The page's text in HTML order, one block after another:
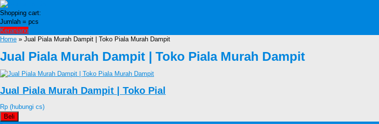
Shopping cart:
Jumlah = pcs
Keranjang
Home » Jual Piala Murah Dampit | Toko Piala Murah Dampit
Jual Piala Murah Dampit | Toko Piala Murah Dampit
Jual Piala Murah Dampit | Toko Pial
Rp (hubungi cs)
Beli